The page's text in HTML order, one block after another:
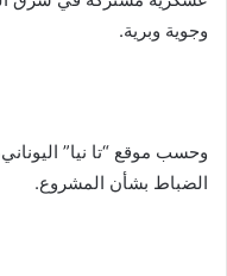
وجوية وبرية.
وحسب موقع “تا نيا”
الضباط بشأن المشروع.